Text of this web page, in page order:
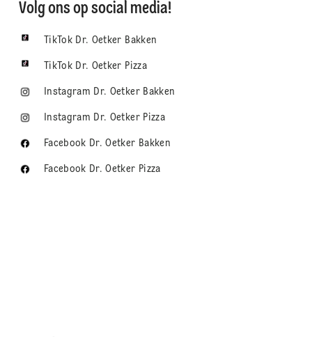
Volg ons op social media!
TikTok Dr. Oetker Bakken
TikTok Dr. Oetker Pizza
Instagram Dr. Oetker Bakken
Instagram Dr. Oetker Pizza
Facebook Dr. Oetker Bakken
Facebook Dr. Oetker Pizza